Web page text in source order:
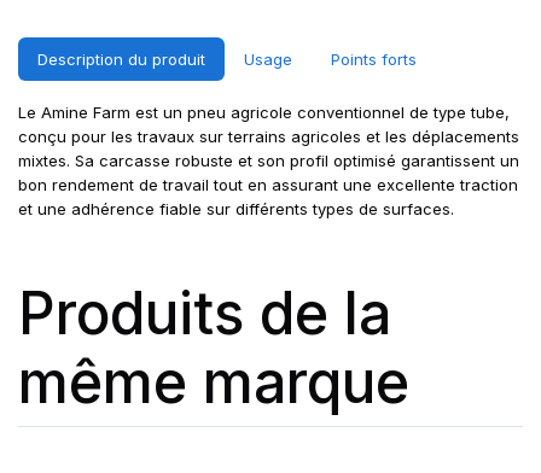
Description du produit Usage Points forts
Le Amine Farm est un pneu agricole conventionnel de type tube,
conçu pour les travaux sur terrains agricoles et les déplacements
mixtes. Sa carcasse robuste et son profil optimisé garantissent un
bon rendement de travail tout en assurant une excellente traction
et une adhérence fiable sur différents types de surfaces.
Produits de la
même marque